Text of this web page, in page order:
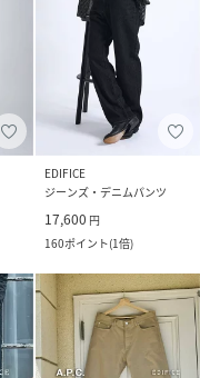
EDIFICE
ジーンズ・デニムパンツ
17,600 円
160ポイント(1倍)